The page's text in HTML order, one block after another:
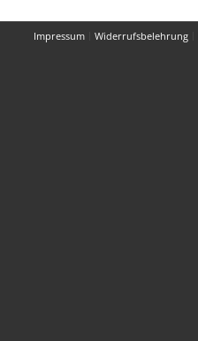
Impressum Widerrufsbelehrung